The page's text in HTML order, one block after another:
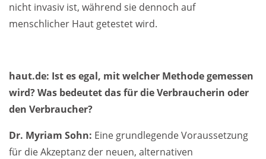
nicht invasiv ist, während sie dennoch auf
menschlicher Haut getestet wird.
haut.de: Ist es egal, mit welcher Methode gemessen
wird? Was bedeutet das für die Verbraucherin oder
den Verbraucher?
Dr. Myriam Sohn: Eine grundlegende Voraussetzung
für die Akzeptanz der neuen, alternativen